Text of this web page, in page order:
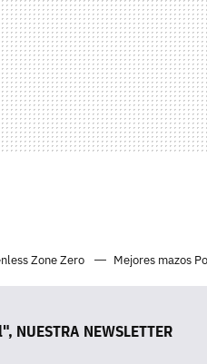
Zone Zero Mejores mazos
NUESTRA NEWSLETTER